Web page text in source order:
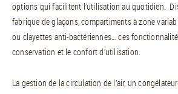
options qui facilitent l’utilisation au quotidien.
fabrique de glaçons, compartiments à zone
ou clayettes anti-bactériennes… ces
conservation et le confort d’utilisation.
La gestion de la circulation de l’air, un